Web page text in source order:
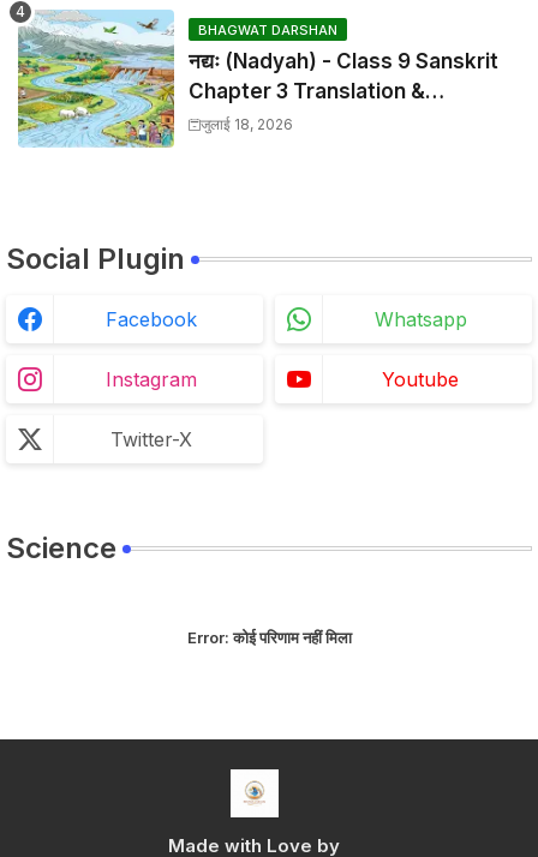
BHAGWAT DARSHAN
नद्यः (Nadyah) - Class 9 Sanskrit
Chapter 3 Translation &
Solutions
जुलाई 18, 2026
Social Plugin
Facebook Whatsapp
Instagram Youtube
Twitter-X
Science
Error:कोई परिणाम नहीं मिला
Made with Love by